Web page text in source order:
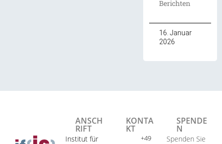
Berichten
16. Januar
2026
ANSCH
RIFT
Institut für
KONTA
KT
+49
SPENDE
N
Spenden Sie